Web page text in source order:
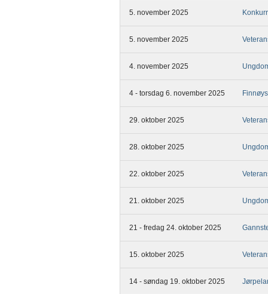
5. november 2025
5. november 2025
4. november 2025
4 - torsdag 6. november 2025
29. oktober 2025
28. oktober 2025
22. oktober 2025
21. oktober 2025
21 - fredag 24. oktober 2025
15. oktober 2025
14 - søndag 19. oktober 2025